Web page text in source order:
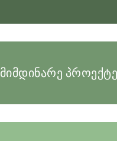
მიმდინარე